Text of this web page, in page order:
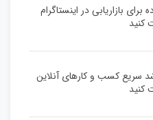
برای بازاریابی در اینستاگرام
کنید
سریع کسب و کارهای آنلاین
کنید